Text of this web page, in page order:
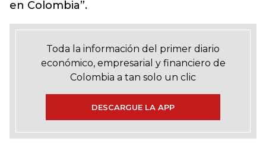
en Colombia”.
Toda la información del primer diario
económico, empresarial y financiero de
Colombia a tan solo un clic
DESCARGUE LA APP